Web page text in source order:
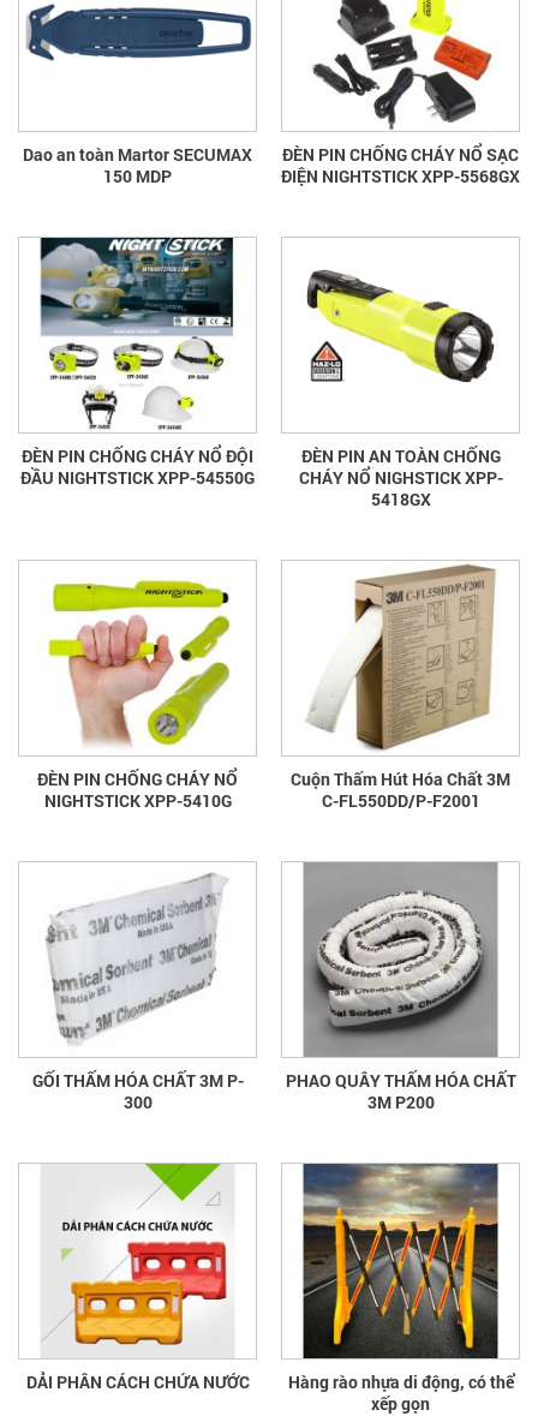
Dao an toàn Martor SECUMAX
150 MDP
ĐÈN PIN CHỐNG CHÁY NỔ SẠC
ĐIỆN NIGHTSTICK XPP-5568GX
ĐÈN PIN CHỐNG CHÁY NỔ ĐỘI
ĐẦU NIGHTSTICK XPP-54550G
ĐÈN PIN AN TOÀN CHỐNG
CHÁY NỔ NIGHSTICK XPP-
5418GX
ĐÈN PIN CHỐNG CHÁY NỔ
NIGHTSTICK XPP-5410G
Cuộn Thấm Hút Hóa Chất 3M
C-FL550DD/P-F2001
GỐI THẤM HÓA CHẤT 3M P-
300
PHAO QUÂY THẤM HÓA CHẤT
3M P200
DẢI PHÂN CÁCH CHỨA NƯỚC
Hàng rào nhựa di động, có thể
xếp gọn